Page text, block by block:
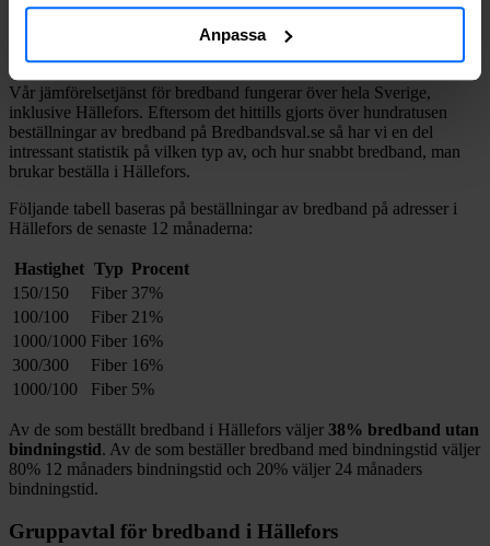
Anpassa
Vilket fast bredband väljer man i
Vår jämförelsetjänst för bredband fungerar över hela Sverige,
inklusive Hällefors. Eftersom det hittills gjorts över hundratusen
beställningar av bredband på Bredbandsval.se så har vi en del
intressant statistik på vilken typ av, och hur snabbt bredband, man
brukar beställa i Hällefors.
Följande tabell baseras på beställningar av bredband på adresser i
Hällefors de senaste 12 månaderna:
Hastighet Typ Procent
150/150
Fiber 37%
100/100
Fiber 21%
1000/1000 Fiber 16%
300/300
Fiber 16%
1000/100
Fiber 5%
Av de som beställt bredband i Hällefors väljer 38% bredband utan
bindningstid. Av de som beställer bredband med bindningstid väljer
80% 12 månaders bindningstid och 20% väljer 24 månaders
bindningstid.
Gruppavtal för bredband i Hällefors